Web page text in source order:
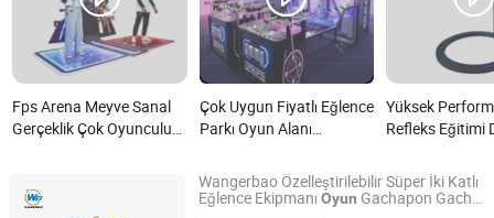
Fps Arena Meyve Sanal
Gerçeklik Çok Oyunculu
Çok Uygun Fiyatlı Eğlence
Parkı Oyun Alanı
Oyunculu Ateş Etme
Oyunu Oyun Makinesi
Yüksek
Refleks Eğitimi
Oyun Odaları
Wangerbao Özelleştirilebilir Süper İki Katlı
Eğlence Ekipmanı Oyun Gachapon Gacha
Guangzhou Wangerbao Software Development Co., Ltd.